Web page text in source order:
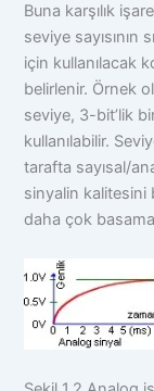
Buna karşılık
seviye sayısının
için kullanılacak
belirlenir. Örnek
seviye, 3-bit’lik
kullanılabilir.
tarafta sayısal/
sinyalin kalitesini
daha çok